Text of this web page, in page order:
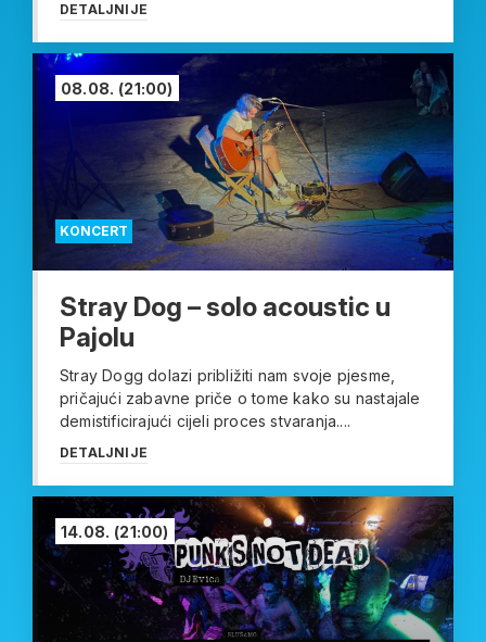
DETALJNIJE
KONCERT
08.08. (21:00)
Stray Dog – solo acoustic u
Pajolu
Stray Dogg dolazi približiti nam svoje pjesme,
pričajući zabavne priče o tome kako su nastajale
demistificirajući cijeli proces stvaranja....
DETALJNIJE
14.08. (21:00)